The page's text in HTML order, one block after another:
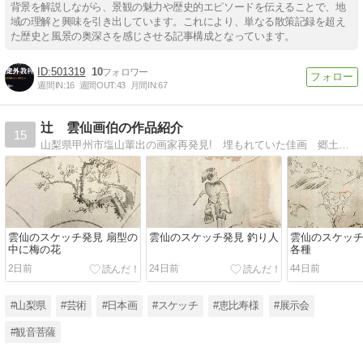
背景を解説しながら、景観の魅力や歴史的エピソードを伝えることで、地
域の理解と興味を引き出しています。これにより、単なる散策記録を超え
た歴史と風景の奥深さを感じさせる記事構成となっています。
501319 10
週間IN:16 週間OUT:43 月間IN:67
15
辻 雲仙画伯の作品紹介
雲仙のスケッチ発見 扇型の
中に梅の花
2日前
雲仙のスケッチ発見 釣り人
24日前
雲仙のスケッ
各種
44日前
#山梨県 #芸術 #日本画 #スケッチ #恵比寿様 #展示会
#観音菩薩